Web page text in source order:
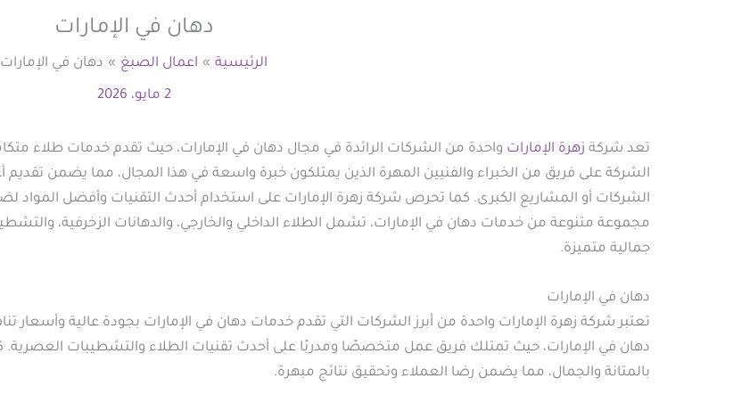
دهان في الإمارات
الرئيسية اعمال الصبغ دهان في الإمارات
2 مايو، 2026
تعد شركة زهرة الإمارات واحدة من الشركات الرائدة في مجال دهان في الإمارات، حيث تقدم خدمات طلاء
الشركة على فريق من الخبراء والفنيين المهرة الذين يمتلكون خبرة واسعة في هذا المجال، مما يضمن تقديم
الشركات أو المشاريع الكبرى. كما تحرص شركة زهرة الإمارات على استخدام أحدث التقنيات وأفضل المواد
مجموعة متنوعة من خدمات دهان في الإمارات، تشمل الطلاء الداخلي والخارجي، والدهانات الزخرفية،
جمالية متميزة.
دهان في الإمارات
تعتبر شركة زهرة الإمارات واحدة من أبرز الشركات التي تقدم خدمات دهان في الإمارات بجودة عالية
دهان في الإمارات، حيث تمتلك فريق عمل متخصصًا ومدربًا على أحدث تقنيات الطلاء والتشطيبات العصرية.
بالمتانة والجمال، مما يضمن رضا العملاء وتحقيق نتائج مبهرة.